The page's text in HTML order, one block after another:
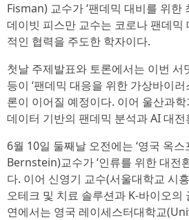
Fisman) 교수가 ‘팬데믹 대비를 위
데이빗 피스만 교수는 코로나 팬데
적인 협력을 주도한 학자이다.
첫날 주제발표와 토론에서는 이번 서
등이 ‘팬데믹 대응을 위한 가상바이
론이 이어질 예정이다. 이어 울산과
데이터 기반의 팬데믹 분석과 AI 대
6월 10일 둘째날 오전에는 ‘영국 옥
Bernstein)교수가 ‘인류를 위한 대전
다. 이어 신영기 교수(서울대학교 시
오테크 및 치료 솔루션과 K-바이오의
연에서는 영국 레이세스터대학교